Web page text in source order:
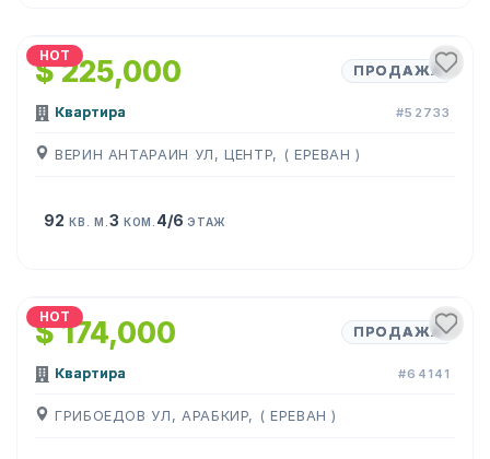
HOT
$ 225,000 ПРОДАЖА
Квартира #52733
ВЕРИН АНТАРАИН УЛ, ЦЕНТР, ( ЕРЕВАН )
92 КВ. М. 3 КОМ. 4/6ЭТАЖ
HOT
$ 174,000 ПРОДАЖА
Квартира #64141
ГРИБОЕДОВ УЛ, АРАБКИР, ( ЕРЕВАН )